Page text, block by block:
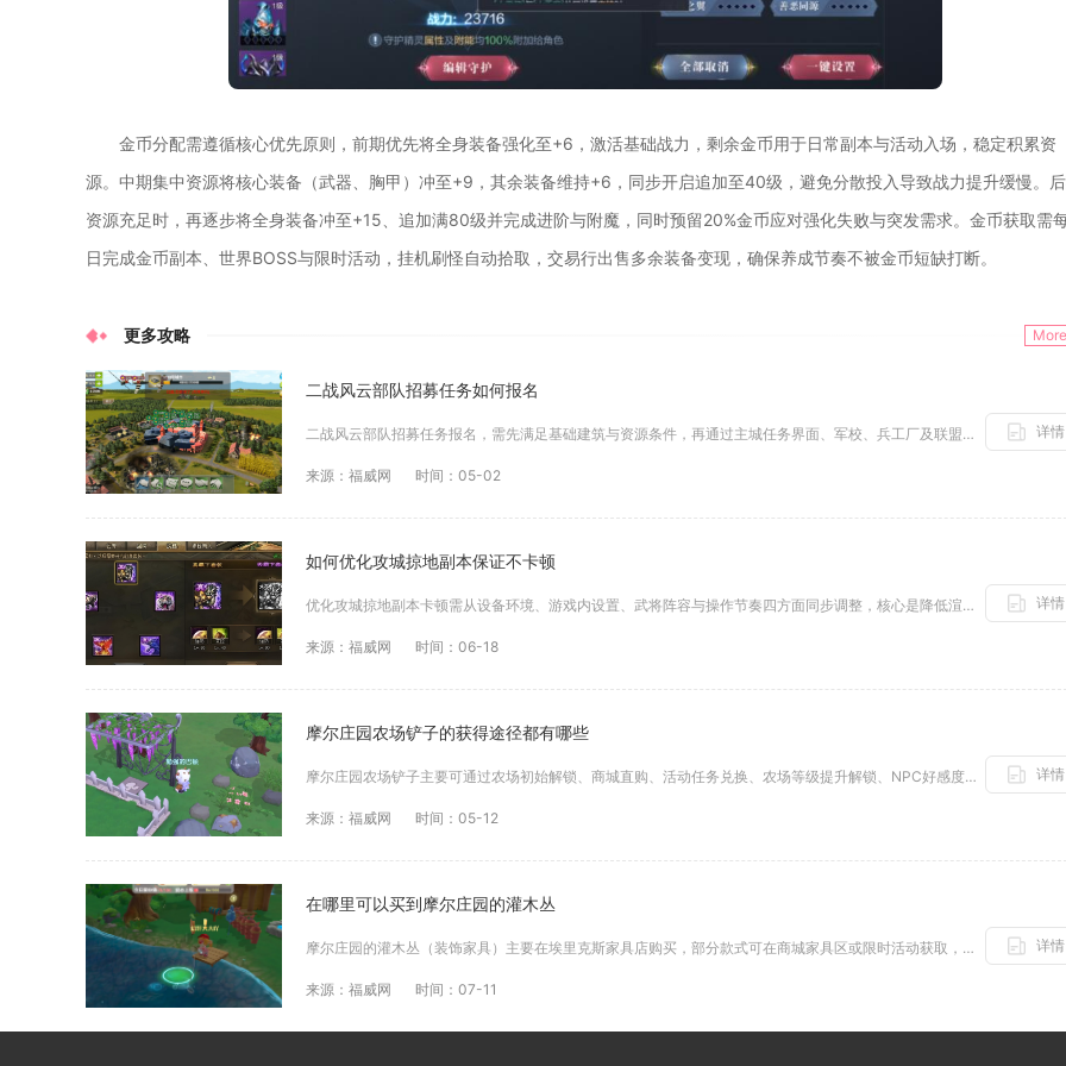
金币分配需遵循核心优先原则，前期优先将全身装备强化至+6，激活基础战力，剩余金币用于日常副本与活动入场，稳定积累资
源。中期集中资源将核心装备（武器、胸甲）冲至+9，其余装备维持+6，同步开启追加至40级，避免分散投入导致战力提升缓慢。
资源充足时，再逐步将全身装备冲至+15、追加满80级并完成进阶与附魔，同时预留20%金币应对强化失败与突发需求。金币获取需
日完成金币副本、世界BOSS与限时活动，挂机刷怪自动拾取，交易行出售多余装备变现，确保养成节奏不被金币短缺打断。
更多攻略
二战风云部队招募任务如何报名
二战风云部队招募任务报名，需先满足基础建筑与资源条件，再通过主城任务界面、军校、兵工厂及联盟渠道完成报名，同时做好前置准...
来源：福威网 时间：05-02
详情
如何优化攻城掠地副本保证不卡顿
优化攻城掠地副本卡顿需从设备环境、游戏内设置、武将阵容与操作节奏四方面同步调整，核心是降低渲染负载、稳定网络传输、精简战...
来源：福威网 时间：06-18
详情
摩尔庄园农场铲子的获得途径都有哪些
摩尔庄园农场铲子主要可通过农场初始解锁、商城直购、活动任务兑换、农场等级提升解锁、NPC好感度奖励这五大核心途径获取，不...
来源：福威网 时间：05-12
详情
在哪里可以买到摩尔庄园的灌木丛
摩尔庄园的灌木丛（装饰家具）主要在埃里克斯家具店购买，部分款式可在商城家具区或限时活动获取，野生浆果丛则分布在地图各处用...
来源：福威网 时间：07-11
详情